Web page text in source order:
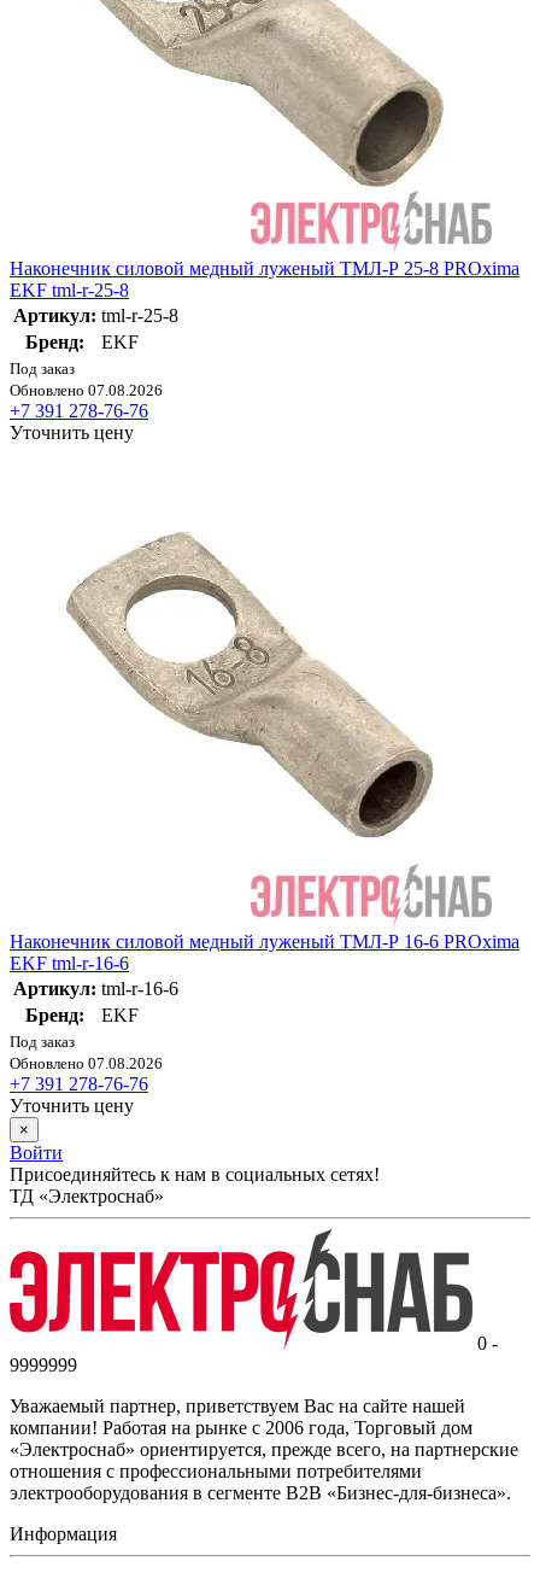
Наконечник силовой медный луженый ТМЛ-Р 25-8 PROxima
EKF tml-r-25-8
Артикул: tml-r-25-8
Бренд:
EKF
Под заказ
Обновлено 07.08.2026
+7 391 278-76-76
Уточнить цену
Наконечник силовой медный луженый ТМЛ-Р 16-6 PROxima
EKF tml-r-16-6
Артикул: tml-r-16-6
Бренд:
EKF
Под заказ
Обновлено 07.08.2026
+7 391 278-76-76
Уточнить цену
×
Войти
Присоединяйтесь к нам в социальных сетях!
ТД «Электроснаб»
0 -
9999999
Уважаемый партнер, приветствуем Вас на сайте нашей
компании! Работая на рынке с 2006 года, Торговый дом
«Электроснаб» ориентируется, прежде всего, на партнерские
отношения с профессиональными потребителями
электрооборудования в сегменте B2B «Бизнес-для-бизнеса».
Информация